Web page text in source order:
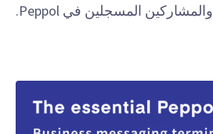
والمشاركين المسجلين في Peppol.